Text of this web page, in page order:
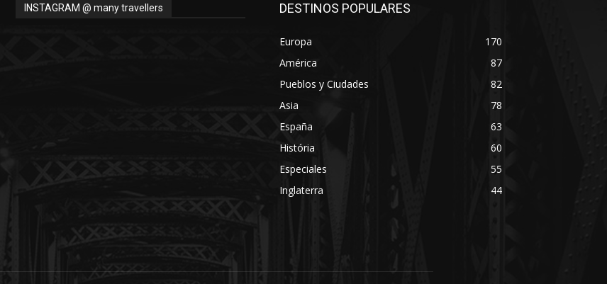
INSTAGRAM @ many travellers DESTINOS POPULARES
Europa
170
América
87
Pueblos y Ciudades
82
Asia
78
España
63
História
60
Especiales
55
Inglaterra
44